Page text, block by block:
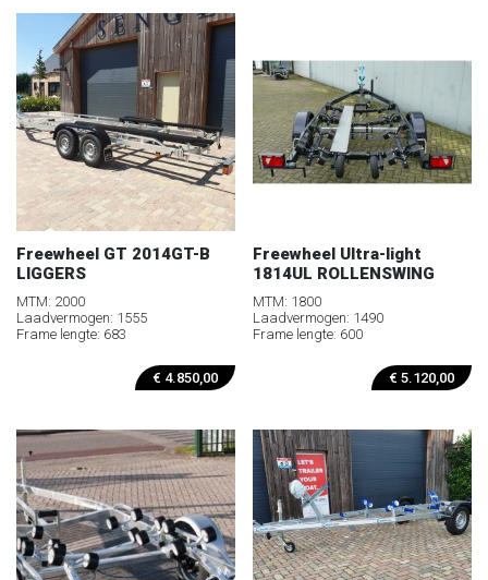
Freewheel GT 2014GT-B
LIGGERS
MTM: 2000
Laadvermogen: 1555
Frame lengte: 683
€ 4.850,00
Freewheel Ultra-light
1814UL ROLLENSWING
MTM: 1800
Laadvermogen: 1490
Frame lengte: 600
€ 5.120,00